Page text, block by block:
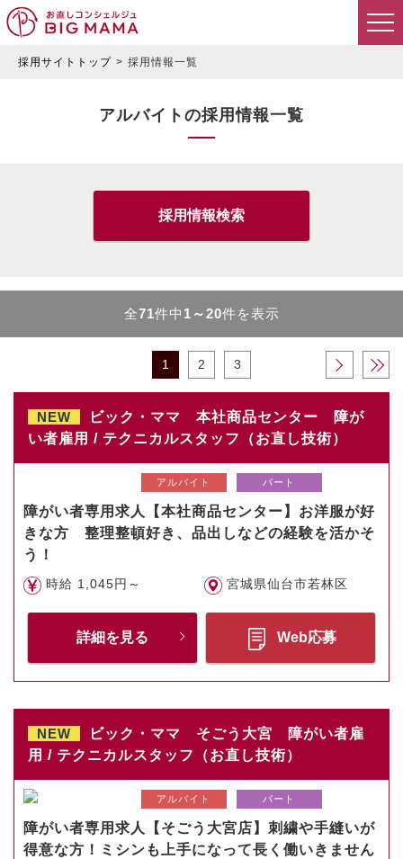
採用サイトトップ 採用情報一覧
アルバイトの採用情報一覧
採用情報検索
全71件中 1～20件を表示
1 2 3 › »
NEW
ビック・ママ 本社商品センター 障が
い者雇用 / テクニカルスタッフ（お直し技術）
アルバイト パート
障がい者専用求人【本社商品センター】お洋服が好
きな方 整理整頓好き、品出しなどの経験を活かそ
う！
時給 1,045円～ 宮城県仙台市若林区
詳細を見る Web応募
NEW
ビック・ママ そごう大宮 障がい者雇
用 / テクニカルスタッフ（お直し技術）
アルバイト パート
障がい者専用求人【そごう大宮店】刺繍や手縫いが
得意な方！ミシンも上手になって長く働いきません